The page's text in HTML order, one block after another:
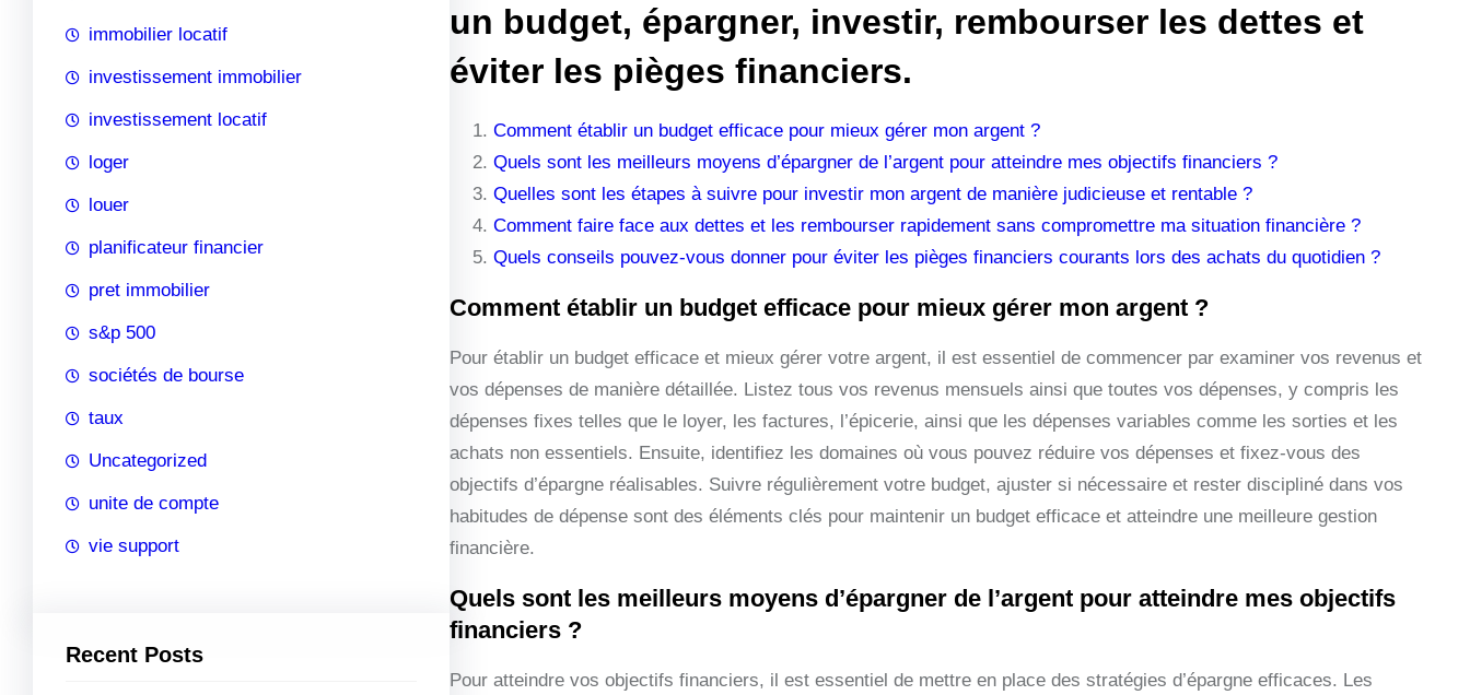
immobilier locatif
investissement immobilier
investissement locatif
loger
louer
planificateur financier
pret immobilier
s&p 500
sociétés de bourse
taux
Uncategorized
unite de compte
vie support
Recent Posts
un budget, épargner, investir, rembourser les dettes et
éviter les pièges financiers.
Comment établir un budget efficace pour mieux gérer mon argent ?
Quels sont les meilleurs moyens d’épargner de l’argent pour atteindre mes objectifs financiers ?
Quelles sont les étapes à suivre pour investir mon argent de manière judicieuse et rentable ?
Comment faire face aux dettes et les rembourser rapidement sans compromettre ma situation financière ?
Quels conseils pouvez-vous donner pour éviter les pièges financiers courants lors des achats du quotidien ?
Comment établir un budget efficace pour mieux gérer mon argent ?
Pour établir un budget efficace et mieux gérer votre argent, il est essentiel de commencer par examiner vos revenus et
vos dépenses de manière détaillée. Listez tous vos revenus mensuels ainsi que toutes vos dépenses, y compris les
dépenses fixes telles que le loyer, les factures, l’épicerie, ainsi que les dépenses variables comme les sorties et les
achats non essentiels. Ensuite, identifiez les domaines où vous pouvez réduire vos dépenses et fixez-vous des
objectifs d’épargne réalisables. Suivre régulièrement votre budget, ajuster si nécessaire et rester discipliné dans vos
habitudes de dépense sont des éléments clés pour maintenir un budget efficace et atteindre une meilleure gestion
financière.
Quels sont les meilleurs moyens d’épargner de l’argent pour atteindre mes objectifs
financiers ?
Pour atteindre vos objectifs financiers, il est essentiel de mettre en place des stratégies d’épargne efficaces. Les